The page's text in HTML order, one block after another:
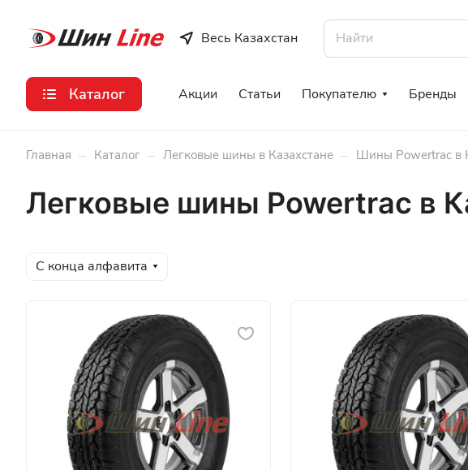
Весь Казахстан
Каталог Акции Статьи Покупателю Бренды
Главная – Каталог – Легковые шины в Казахстане – Шины Powertrac в
Легковые шины Powertrac в
С конца алфавита